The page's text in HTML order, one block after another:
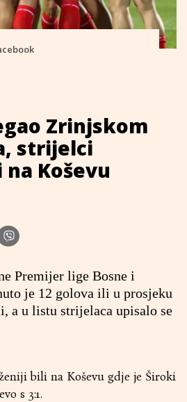
Zrinjskom
strijelci
Koševu
Premijer lige Bosne i
je 12 golova ili u prosjeku
a u listu strijelaca upisalo se
bili na Koševu gdje je Široki
s 3:1.